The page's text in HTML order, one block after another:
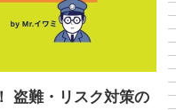
盗難・リスク対策の